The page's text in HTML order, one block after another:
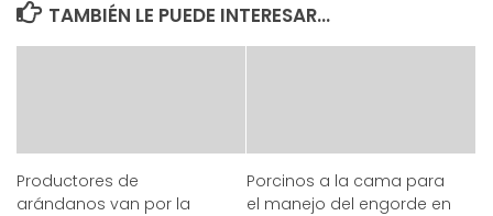
TAMBIÉN LE PUEDE INTERESAR...
Productores de
arándanos van por la
Porcinos a la cama para
el manejo del engorde en